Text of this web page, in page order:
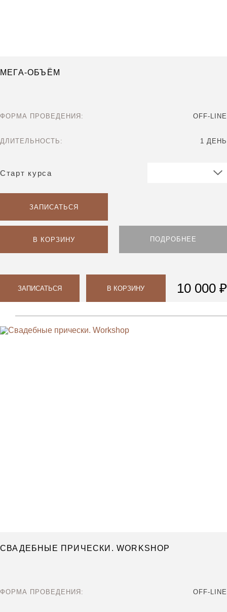
МЕГА-ОБЪЁМ
ФОРМА ПРОВЕДЕНИЯ: OFF-LINE
ДЛИТЕЛЬНОСТЬ: 1 ДЕНЬ
Старт курса
ЗАПИСАТЬСЯ
В КОРЗИНУ ПОДРОБНЕЕ
ЗАПИСАТЬСЯ В КОРЗИНУ 10 000 ₽
СВАДЕБНЫЕ ПРИЧЕСКИ. WORKSHOP
ФОРМА ПРОВЕДЕНИЯ: OFF-LINE